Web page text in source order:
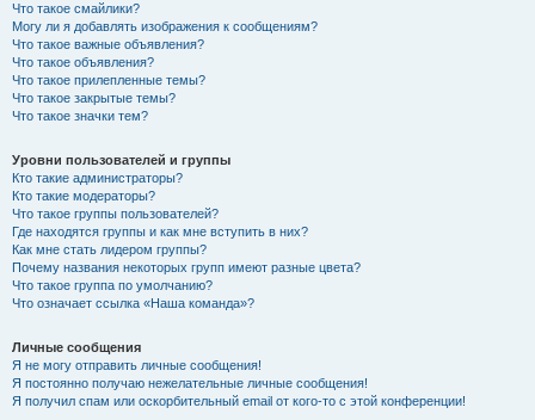
Что такое смайлики?
Могу ли я добавлять изображения к сообщениям?
Что такое важные объявления?
Что такое объявления?
Что такое прилепленные темы?
Что такое закрытые темы?
Что такое значки тем?
Уровни пользователей и группы
Кто такие администраторы?
Кто такие модераторы?
Что такое группы пользователей?
Где находятся группы и как мне вступить в них?
Как мне стать лидером группы?
Почему названия некоторых групп имеют разные цвета?
Что такое группа по умолчанию?
Что означает ссылка «Наша команда»?
Личные сообщения
Я не могу отправить личные сообщения!
Я постоянно получаю нежелательные личные сообщения!
Я получил спам или оскорбительный email от кого-то с этой конференции!